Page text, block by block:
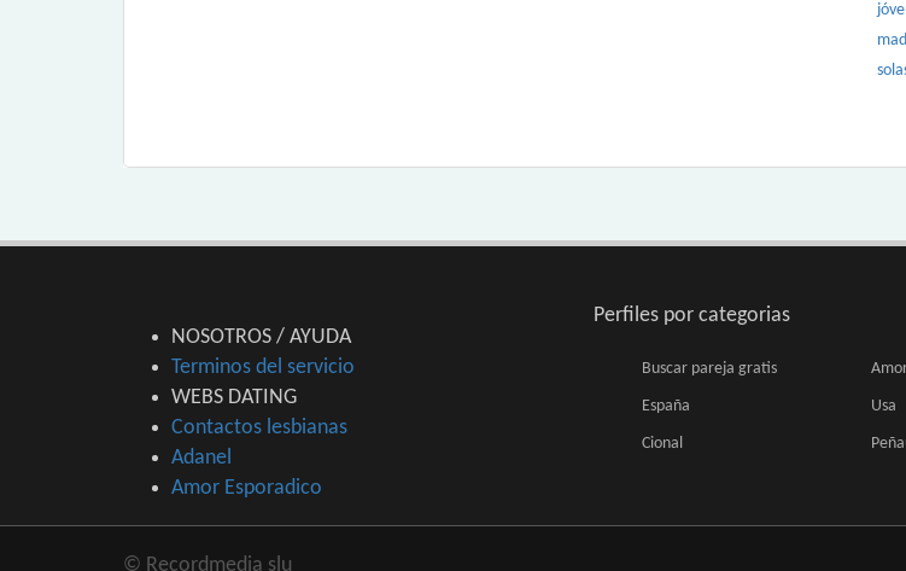
NOSOTROS / AYUDA
Terminos del servicio
WEBS DATING
Contactos lesbianas
Adanel
Amor Esporadico
Perfiles por categorias
Buscar pareja gratis
España Usa
Cional
© Recordmedia slu